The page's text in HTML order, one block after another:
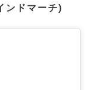
ンドマーチ)